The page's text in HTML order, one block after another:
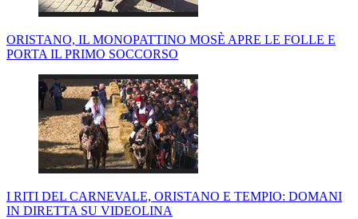
ORISTANO, IL MONOPATTINO MOSÈ APRE LE FOLLE E
PORTA IL PRIMO SOCCORSO
I RITI DEL CARNEVALE, ORISTANO E TEMPIO: DOMANI
IN DIRETTA SU VIDEOLINA